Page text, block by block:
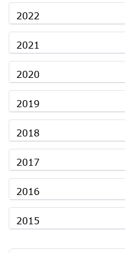
2022
2021
2020
2019
2018
2017
2016
2015